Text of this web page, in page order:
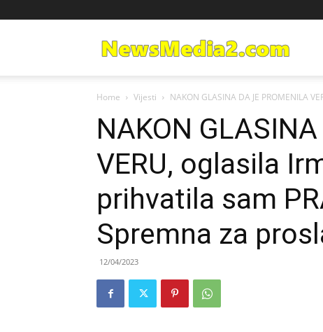
Media
Home Vijesti NAKON GLASINA DA JE PROMENILA
NAKON
VERU, oglasila
prihvatila sam
Spremna za
12/04/2023